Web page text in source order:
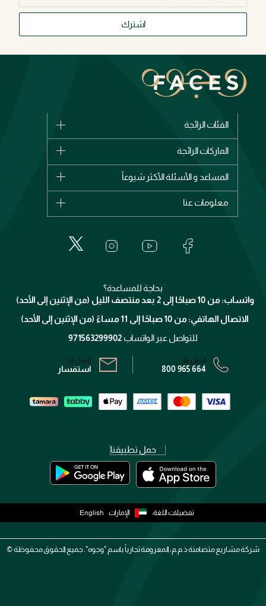
اشترك
الفئات الرائجة
الأكثر مبيعاً
اشترِ بطاقة هدية
الماركات الرائجة
بربري
إيف سان لوران
المساعد و الأسئلة الأكثر شيوعاً
الإرجاع
معلومات عنا
خدمات المعارض
برنامج الولاء ميوز
الشروط و الأحكام
سياسة الخصوصية
بحاجة للمساعدة؟
واتساب: من 10 صباحًا إلى 2 بعد منتصف الليل (من الإثنين إلى الأحد)
الاتصال الهاتفي: من 10 صباحًا إلى 11 مساءً (من الإثنين إلى الأحد)
للتواصل عبر الواتساب 971563299902
اتصل بنا:
800 965 664
أرسل لنا:
استفسار
حمل تطبيقنا
تفضيلات اللغة: الإمارات English
شركة مشاريع متضامنة ذ.م.م، المعروفة تجارياً باسم "وجوه". جميع الحقوق محفوظة ©